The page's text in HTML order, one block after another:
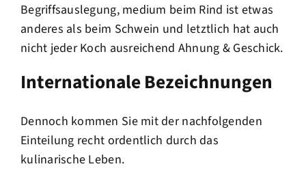
Begriffsauslegung, medium beim Rind ist etwas
anderes als beim Schwein und letztlich hat auch
nicht jeder Koch ausreichend Ahnung & Geschick.
Internationale Bezeichnungen
Dennoch kommen Sie mit der nachfolgenden
Einteilung recht ordentlich durch das
kulinarische Leben.